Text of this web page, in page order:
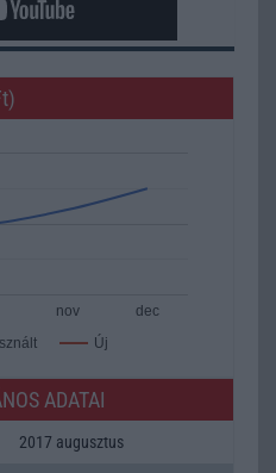
Új
nov dec
ADATAI
2017 augusztus